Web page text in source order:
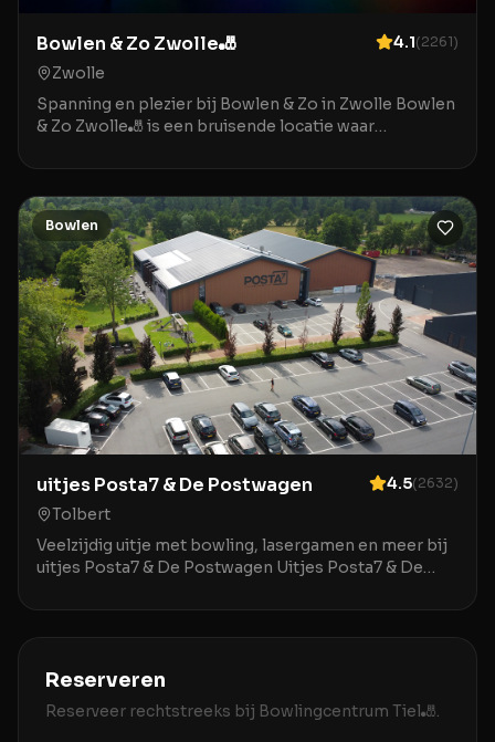
Bowlen & Zo Zwolle🎳 4.1(2261)
Zwolle
Spanning en plezier bij Bowlen & Zo in Zwolle Bowlen
& Zo Zwolle🎳 is een bruisende locatie waar
hart v
Bowlen
uitjes Posta7 & De Postwagen 4.5(2632)
Tolbert
Veelzijdig uitje met bowling, lasergamen en meer bij
uitjes Posta7 & De Postwagen Uitjes Posta7 & De
Reserveren
Reserveer rechtstreeks bij Bowlingcentrum Tiel🎳.